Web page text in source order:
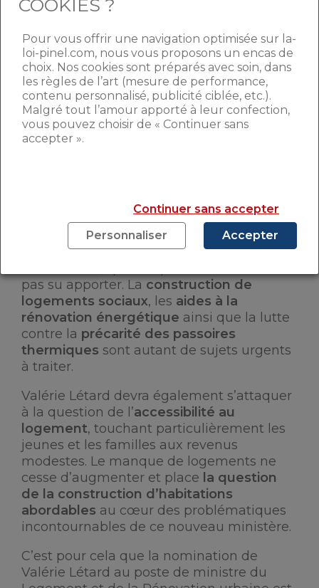
l’éco-système économique et social lié aux
carences rencontrées dans le paysage du
logement hexagonal.
LES ENJEUX QUI
ATTENDENT LA MINISTRE
Les défis face à Valérie Létard sont
nombreux, complexes et ne datent pas
d’aujourd’hui.La crise du logement en
France nécessite des réponses rapides
pas su apporter. La construction de
logements sociaux, les aides à la
rénovation énergétique ainsi que la lutte
contre la précarité des passoires
thermiques sont autant de sujets urgents
à traiter.
Valérie Létard devra également s’attaquer
à la question de l’accessibilité au
logement, touchant particulièrement les
jeunes et les familles aux revenus
modestes. Le manque de logements ne
cesse d’augmenter et place la question
de la construction d’habitations
abordables au cœur des problématiques
incontournables de ce nouveau ministère.
C’est pour cela que la nomination de
Valérie Létard au poste de ministre du
COOKIES ?
Pour vous offrir une navigation optimisée sur la-
loi-pinel.com, nous vous proposons un encas de
choix. Nos cookies sont préparés avec soin, dans
les règles de l’art (mesure de performance,
contenu personnalisé, publicité ciblée, etc.).
Malgré tout l’amour apporté à leur confection,
vous pouvez choisir de « Continuer sans
accepter ».
Continuer sans accepter
Personnaliser
Accepter